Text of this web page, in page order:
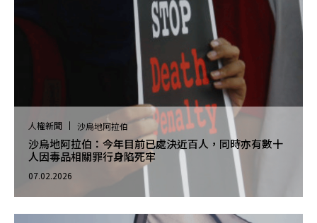
人權新聞 沙烏地阿拉伯
沙烏地阿拉伯：今年目前已處決近百人，同時亦有數十
人因毒品相關罪行身陷死牢
07.02.2026